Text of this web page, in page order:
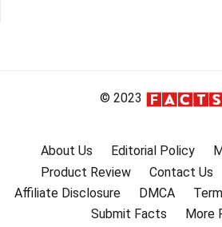
© 2023
About Us Editorial Policy
Product Review
Contact Us
Affiliate Disclosure
DMCA
Submit Facts
More